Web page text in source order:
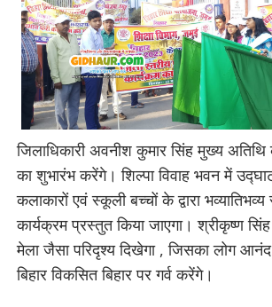
जिलाधिकारी अवनीश कुमार सिंह मुख्य
का शुभारंभ करेंगे। शिल्पा विवाह भवन में
कलाकारों एवं स्कूली बच्चों के द्वारा
कार्यक्रम प्रस्तुत किया जाएगा। श्रीकृष्ण
मेला जैसा परिदृश्य दिखेगा , जिसका लोग
बिहार विकसित बिहार पर गर्व करेंगे।